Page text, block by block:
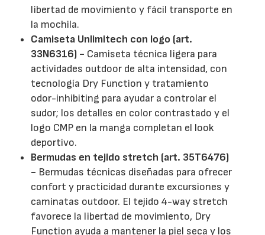
libertad de movimiento y fácil transporte en
la mochila.
Camiseta Unlimitech con logo (art.
33N6316) - Camiseta técnica ligera para
actividades outdoor de alta intensidad, con
tecnología Dry Function y tratamiento
odor-inhibiting para ayudar a controlar el
sudor; los detalles en color contrastado y el
logo CMP en la manga completan el look
deportivo.
Bermudas en tejido stretch (art. 35T6476)
- Bermudas técnicas diseñadas para ofrecer
confort y practicidad durante excursiones y
caminatas outdoor. El tejido 4-way stretch
favorece la libertad de movimiento, Dry
Function ayuda a mantener la piel seca y los